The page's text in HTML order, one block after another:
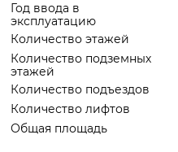
Год ввода в
эксплуатацию
Количество этажей
Количество подземных
этажей
Количество подъездов
Количество лифтов
Общая площадь